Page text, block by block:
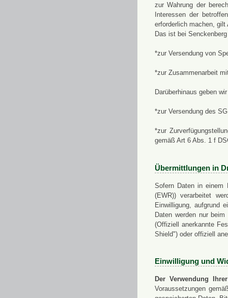
zur Wahrung der
Interessen der
erforderlich machen,
Das ist bei
*zur Versendung von
*zur Zusammenarbeit
Darüberhinaus geben
*zur Versendung des
*zur
gemäß Art 6 Abs. 1 f
Übermittlungen in
Sofern Daten in einem
(EWR)) verarbeitet
Einwilligung, aufgrund
Daten werden nur
(Offiziell anerkannte
Shield") oder offiziell
Einwilligung und
Der Verwendung
Voraussetzungen